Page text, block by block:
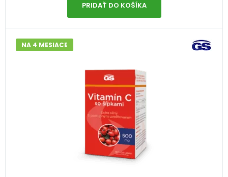
PRIDAŤ DO KOŠÍKA
NA 4 MESIACE